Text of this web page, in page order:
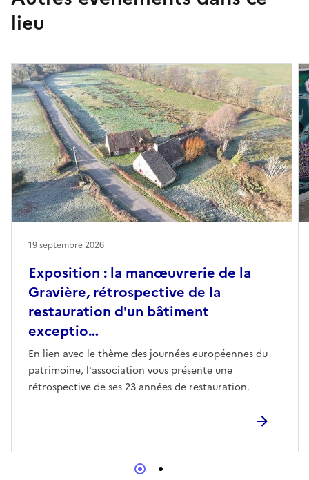
lieu
Exposition : la manœuvrerie de la
Gravière, rétrospective de la
restauration d'un bâtiment
exceptio…
En lien avec le thème des journées européennes du
patrimoine, l'association vous présente une
rétrospective de ses 23 années de restauration.
19 septembre 2026